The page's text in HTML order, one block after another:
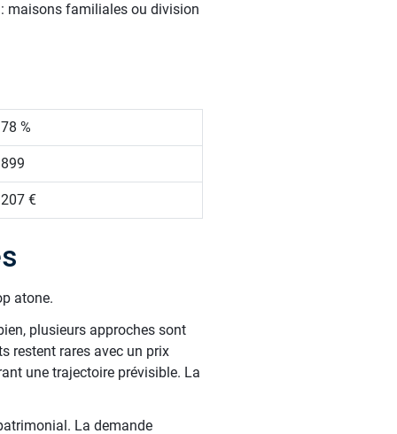
maisons familiales ou division
%
€
atone.
plusieurs approches sont
restent rares avec un prix
une trajectoire prévisible. La
La demande